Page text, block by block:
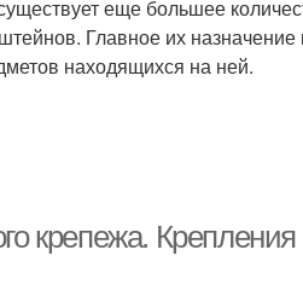
еще большее
Главное их назначение
находящихся на ней.
крепежа.